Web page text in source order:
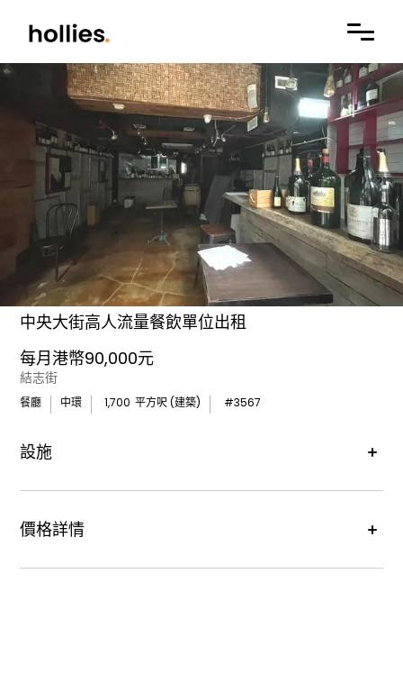
中央大街高人流量餐飲單位出租
每月港幣90,000元
結志街
餐廳 中環 1,700 平方呎 (建築) #3567
設施
WC洗手間
價格詳情
租金價格 : 每月港幣90,000元